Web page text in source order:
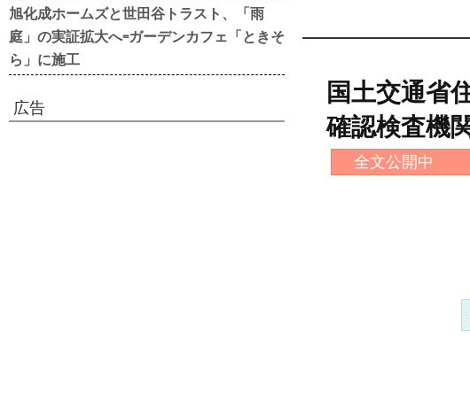
国土交通省
確認検査機
全文公開中
旭化成ホームズと世田谷トラスト、「雨
庭」の実証拡大へ=ガーデンカフェ「ときそ
ら」に施工
広告